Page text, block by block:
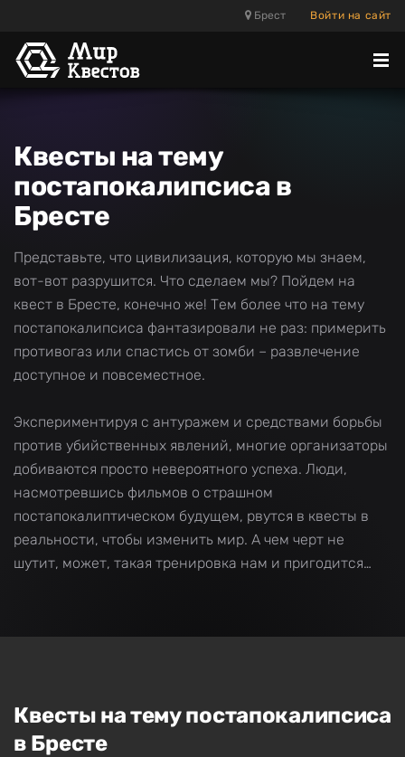
Брест Войти на сайт
Квесты на тему
постапокалипсиса в
Бресте
Представьте, что цивилизация, которую мы знаем,
вот-вот разрушится. Что сделаем мы? Пойдем на
квест в Бресте, конечно же! Тем более что на тему
постапокалипсиса фантазировали не раз: примерить
противогаз или спастись от зомби – развлечение
доступное и повсеместное.
Экспериментируя с антуражем и средствами борьбы
против убийственных явлений, многие организаторы
добиваются просто невероятного успеха. Люди,
насмотревшись фильмов о страшном
постапокалиптическом будущем, рвутся в квесты в
реальности, чтобы изменить мир. А чем черт не
шутит, может, такая тренировка нам и пригодится…
Квесты на тему постапокалипсиса
в Бресте